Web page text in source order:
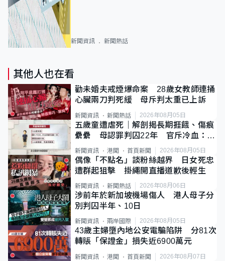
新聞資訊 新聞熱話
其他人也在看
勸未婚夫戒煙爆命案 28歲女教師連捅
心臟兩刀判死緩 母斥判太重已上訴
新聞資訊 新聞熱話 2026年08月05日
五歲童遭虐死｜解剖揭長期捱餓、傷痕
纍纍 母認罪判囚22年 官斥冷血：同
類案最惡劣
新聞資訊 港聞 首頁新聞 2026年08月05日
偶像「不點名」談粉絲越界 日女死忠
遭群起狙擊 掛繩開直播道歉後輕生
新聞資訊 新聞熱話 2026年08月06日
涉前年於新加坡機場傷人 港人母子分
別判囚半年、10日
新聞資訊 兩岸國際 2026年08月05日
43歲主婦墮內地公安電騙陷阱 分81次
轉賬「保證金」損失近6900萬元
新聞資訊 港聞 首頁新聞 2026年08月07日